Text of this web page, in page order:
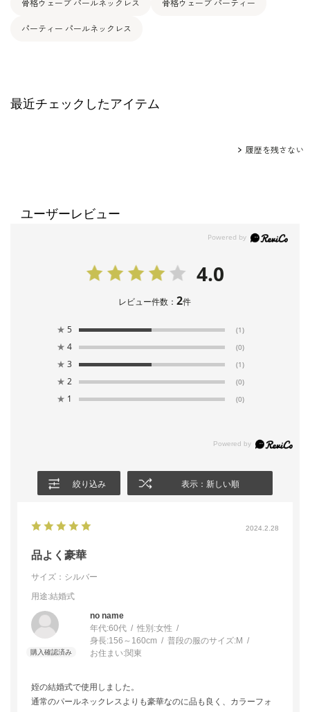
骨格ウェーブ パールネックレス 骨格ウェーブ パーティー
パーティー パールネックレス
最近チェックしたアイテム
履歴を残さない
ユーザーレビュー
4.0
レビュー件数：2件
★ 5 (1)
★ 4 (0)
★ 3 (1)
★ 2 (0)
★ 1 (0)
絞り込み 表示：新しい順
2024.2.28
品よく豪華
サイズ：シルバー
用途:結婚式
no name
年代:60代 性別:女性
身長:156～160cm 普段の服のサイズ:M
お住まい:関東
姪の結婚式で使用しました。
通常のパールネックレスよりも豪華なのに品も良く、カラーフォ